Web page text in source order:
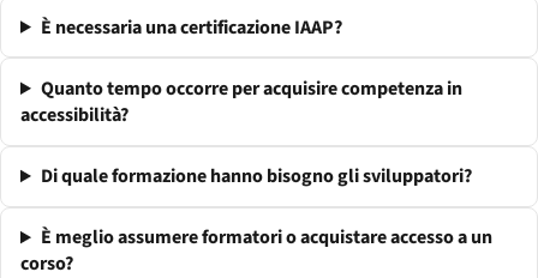
È necessaria una certificazione IAAP?
Quanto tempo occorre per acquisire competenza in
accessibilità?
Di quale formazione hanno bisogno gli sviluppatori?
È meglio assumere formatori o acquistare accesso a un
corso?